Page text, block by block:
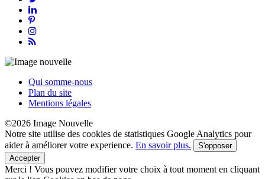
Qui somme-nous
Plan du site
Mentions légales
©2026 Image Nouvelle
Notre site utilise des cookies de statistiques Google Analytics pour
aider à améliorer votre experience. En savoir plus.
S'opposer
Accepter
Merci ! Vous pouvez modifier votre choix à tout moment en cliquant